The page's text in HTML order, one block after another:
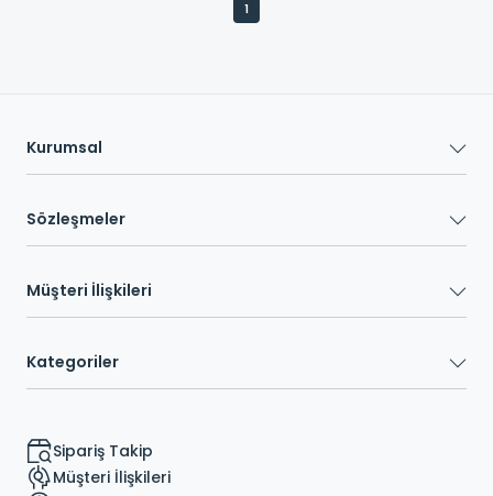
1
Kurumsal
Sözleşmeler
Müşteri İlişkileri
Kategoriler
Sipariş Takip
Müşteri İlişkileri